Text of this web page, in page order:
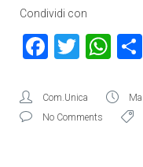
Condividi con
Facebook
Twitter
Com.Unica
No Comments